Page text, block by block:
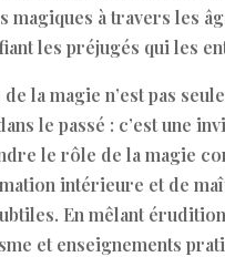
magiques à travers les
les préjugés qui les
la magie n’est pas
le passé : c’est une
le rôle de la magie
intérieure et de
En mêlant
et enseignements